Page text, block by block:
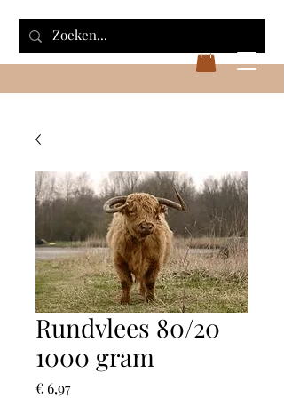
Rundvlees 80/20
1000 gram
€ 6,97Prijs